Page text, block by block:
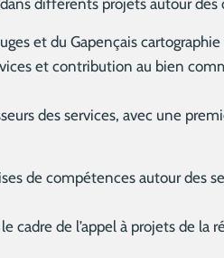
et du Gapençais
et contribution au bien
des services, avec une
de compétences autour des
cadre de l’appel à projets de la